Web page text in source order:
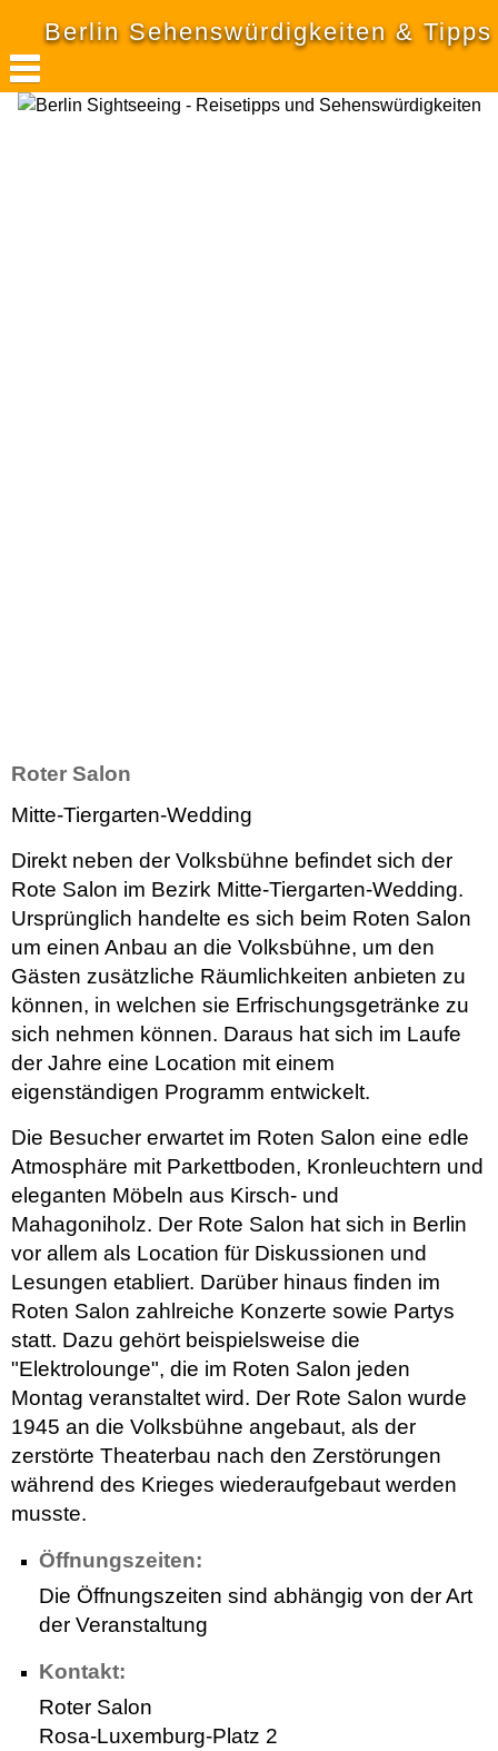
Berlin Sehenswürdigkeiten & Tipps
Roter Salon
Mitte-Tiergarten-Wedding
Direkt neben der Volksbühne befindet sich der
Rote Salon im Bezirk Mitte-Tiergarten-Wedding.
Ursprünglich handelte es sich beim Roten Salon
um einen Anbau an die Volksbühne, um den
Gästen zusätzliche Räumlichkeiten anbieten zu
können, in welchen sie Erfrischungsgetränke zu
sich nehmen können. Daraus hat sich im Laufe
der Jahre eine Location mit einem
eigenständigen Programm entwickelt.
Die Besucher erwartet im Roten Salon eine edle
Atmosphäre mit Parkettboden, Kronleuchtern und
eleganten Möbeln aus Kirsch- und
Mahagoniholz. Der Rote Salon hat sich in Berlin
vor allem als Location für Diskussionen und
Lesungen etabliert. Darüber hinaus finden im
Roten Salon zahlreiche Konzerte sowie Partys
statt. Dazu gehört beispielsweise die
"Elektrolounge", die im Roten Salon jeden
Montag veranstaltet wird. Der Rote Salon wurde
1945 an die Volksbühne angebaut, als der
zerstörte Theaterbau nach den Zerstörungen
während des Krieges wiederaufgebaut werden
musste.
Öffnungszeiten:
Die Öffnungszeiten sind abhängig von der Art
der Veranstaltung
Kontakt:
Roter Salon
Rosa-Luxemburg-Platz 2